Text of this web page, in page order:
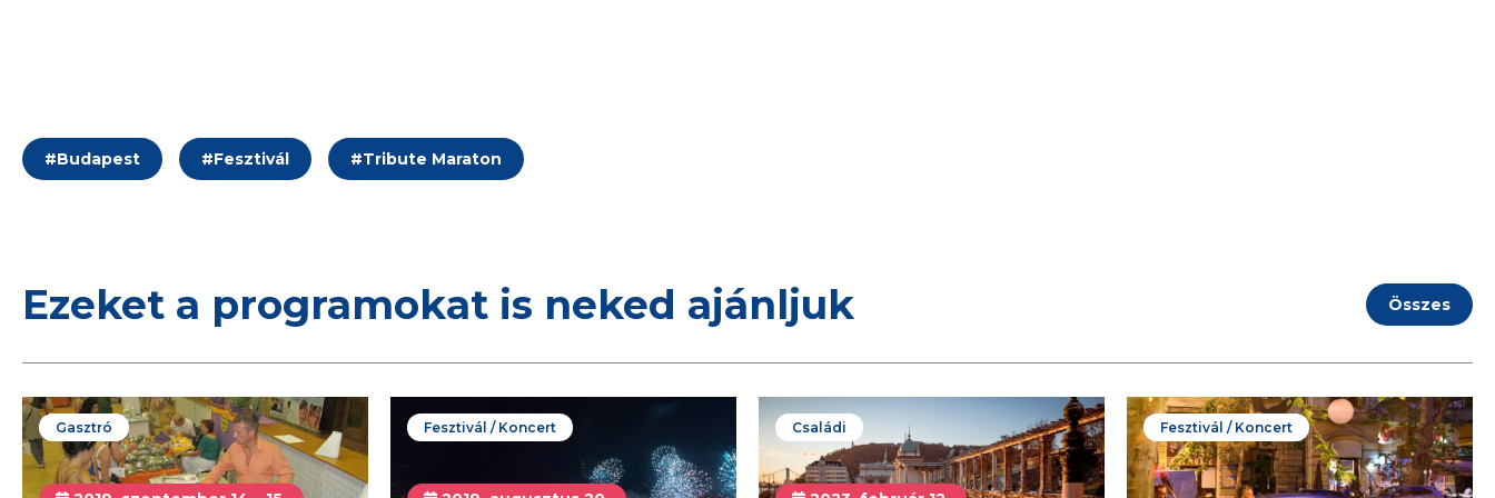
#Budapest #Fesztivál #Tribute Maraton
Ezeket a programokat is neked ajánljuk Összes
Gasztró Fesztivál / Koncert Családi Fesztivál / Koncert